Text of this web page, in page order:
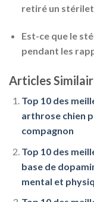
retiré un stérilet
Est-ce que le
pendant les
Articles
Top 10 des
arthrose chien
compagnon
Top 10 des
base de
mental et